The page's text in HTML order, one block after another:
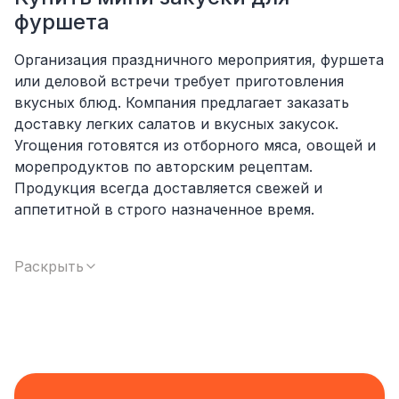
фуршета
Организация праздничного мероприятия, фуршета
или деловой встречи требует приготовления
вкусных блюд. Компания предлагает заказать
доставку легких салатов и вкусных закусок.
Угощения готовятся из отборного мяса, овощей и
морепродуктов по авторским рецептам.
Продукция всегда доставляется свежей и
аппетитной в строго назначенное время.
нарезки и роллы на шпажках порадуют всех без
количество гостей. Здоровая полезная еда
подарит отличное настроение, создаст
Раскрыть